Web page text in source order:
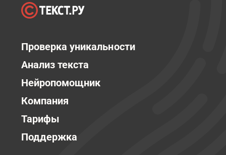
Проверка уникальности
Анализ текста
Нейропомощник
Компания
Тарифы
Поддержка